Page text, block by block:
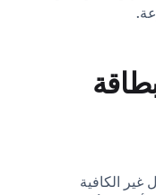
غير الكافية